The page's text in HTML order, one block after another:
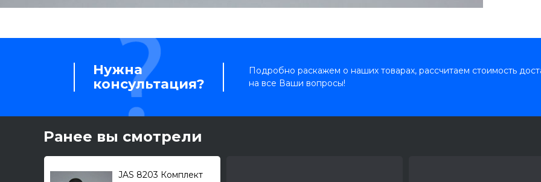
Нужна
консультация?
Подробно раскажем о наших товарах, рассчитаем стоимость
на все Ваши вопросы!
Ранее вы смотрели
JAS 8203 Комплект